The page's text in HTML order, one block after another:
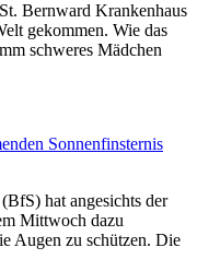
Bernward Krankenhaus
gekommen. Wie das
schweres Mädchen
Sonnenfinsternis
hat angesichts der
Mittwoch dazu
Augen zu schützen. Die